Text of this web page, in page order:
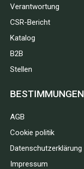
Verantwortung
CSR-Bericht
Katalog
B2B
Stellen
BESTIMMUNGEN
AGB
Cookie politik
Datenschutzerklärung
Impressum